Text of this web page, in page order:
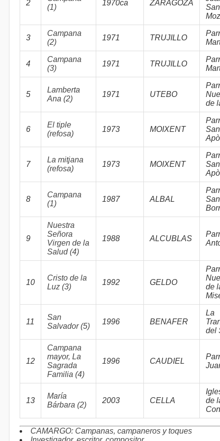
2
(1)
1970ca ZARAGOZA
3
Campana
(2)
1971 TRUJILLO
4
Campana
(3)
1971 TRUJILLO
5
Lamberta
Ana (2)
1971 UTEBO
de
6
El tiple
(refosa)
1973 MOIXENT
7
La mitjana
(refosa)
1973 MOIXENT
8
Campana
(1)
1987 ALBAL
9
Nuestra
Señora
Virgen de la
Salud (4)
1988 ALCUBLAS
10
Cristo de la
Luz (3)
1992 GELDO
de
11
San
Salvador (5)
1996 BENAFER
La
del
12
Campana
mayor, La
Sagrada
Familia (4)
1996 CAUDIEL
13
María
Bárbara (2)
2003 CELLA
de
CAMARGO: Campanas, campaneros y toques